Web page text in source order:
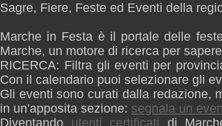
Sagre, Fiere, Feste ed Eventi della
Marche in Festa è il portale delle
Marche, un motore di ricerca per
RICERCA: Filtra gli eventi per
Con il calendario puoi selezionare gli
Gli eventi sono curati dalla redazione,
in un'apposita sezione: segnala un
Diventando utenti certificati di